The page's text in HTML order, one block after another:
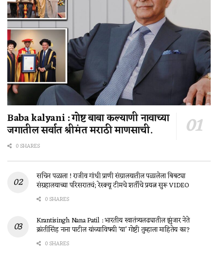
Baba kalyani : गोष्ट बाबा कल्याणी नावाच्या
जगातील सर्वात श्रीमंत मराठी माणसाची.
0 SHARES
सचिन पळाला ! राजीव गांधी प्राणी संग्रालयातील पळालेला बिबट्या
संग्रहालयाच्या परिसरातचं; रेस्क्यू टीमचे शर्तीचे प्रयत्न सुरू VIDEO
0 SHARES
Krantisingh Nana Patil : भारतीय स्वातंत्र्यलढ्यातील झुंजार नेते
क्रांतीसिंह नाना पाटील यांच्याविषयी ‘या’ गोष्टी तुम्हाला माहितेय का?
0 SHARES